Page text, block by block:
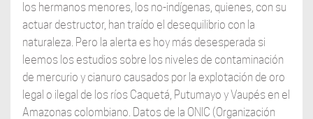
los hermanos menores, los no-indígenas, quienes, con su
actuar destructor, han traído el desequilibrio con la
naturaleza. Pero la alerta es hoy más desesperada si
leemos los estudios sobre los niveles de contaminación
de mercurio y cianuro causados por la explotación de oro
legal o ilegal de los ríos Caquetá, Putumayo y Vaupés en el
Amazonas colombiano. Datos de la ONIC (Organización